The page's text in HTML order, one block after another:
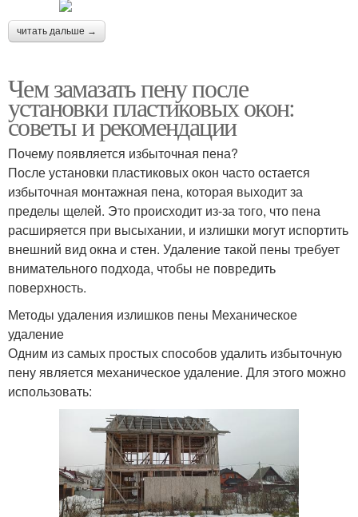
читать дальше →
Чем замазать пену после
установки пластиковых окон:
советы и рекомендации
Почему появляется избыточная пена?
После установки пластиковых окон часто остается
избыточная монтажная пена, которая выходит за
пределы щелей. Это происходит из-за того, что пена
расширяется при высыхании, и излишки могут испортить
внешний вид окна и стен. Удаление такой пены требует
внимательного подхода, чтобы не повредить
поверхность.
Методы удаления излишков пены Механическое
удаление
Одним из самых простых способов удалить избыточную
пену является механическое удаление. Для этого можно
использовать: